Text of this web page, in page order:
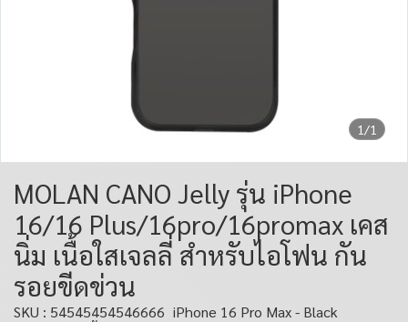
1/1
MOLAN CANO Jelly รุ่น iPhone
16/16 Plus/16pro/16promax เคส
นิ่ม เนื้อใสเจลลี่ สำหรับไอโฟน กัน
รอยขีดข่วน
SKU : 54545454546666 iPhone 16 Pro Max - Black